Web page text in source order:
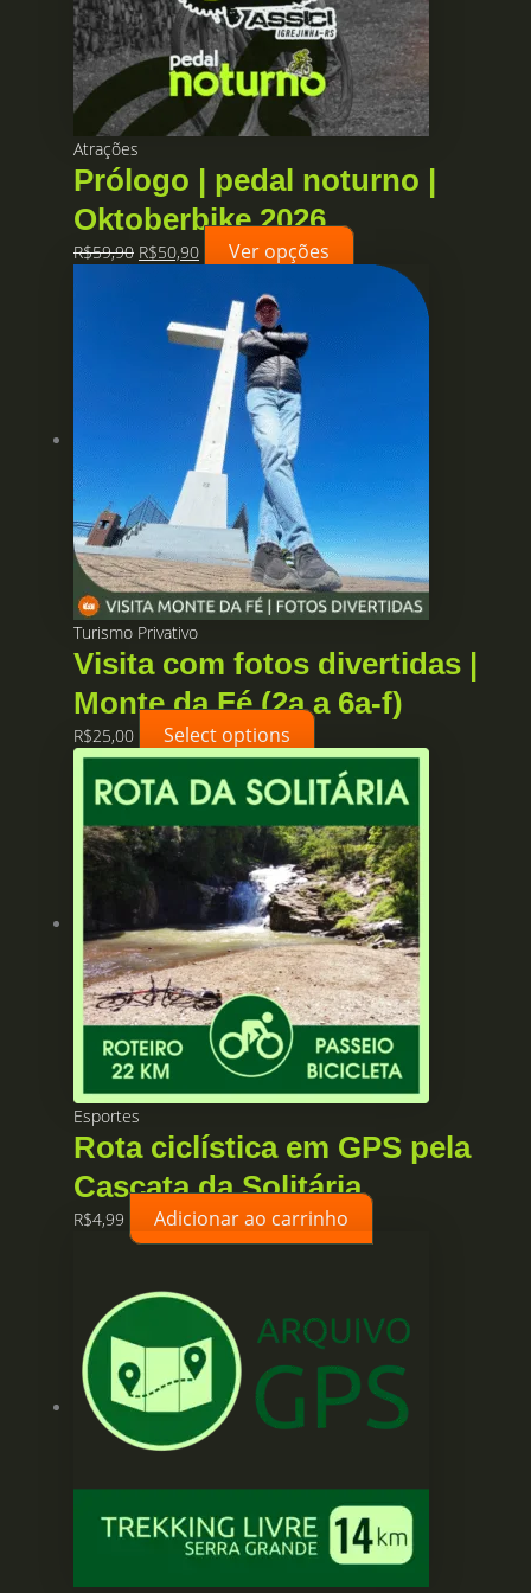
do
produto
Atrações
Prólogo | pedal noturno |
Oktoberbike 2026
R$59,90 O
R$59,90.
R$50,90O
atual
é:
R$50,90.
Ver opções
Turismo Privativo
Visita com fotos divertidas |
Monte da Fé (2a a 6a-f)
R$25,00 Select options
Esportes
Rota ciclística em GPS pela
Cascata da Solitária
R$4,99 Adicionar ao carrinho